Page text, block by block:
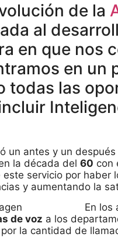
de la
al
en que nos
en un
todas las
un antes y un
la década del 60 con
servicio por haber
y aumentando la
En los
de voz a los
la cantidad de